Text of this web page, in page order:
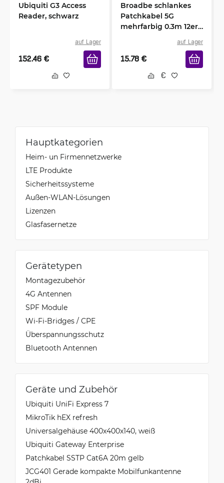
Ubiquiti G3 Access
Reader, schwarz
auf Lager
152.46 €
Broadbe schlankes
Patchkabel 5G
mehrfarbig 0.3m 12er-
auf Lager
15.78 €
Hauptkategorien
Heim- un Firmennetzwerke
LTE Produkte
Sicherheitssysteme
Außen-WLAN-Lösungen
Lizenzen
Glasfasernetze
Gerätetypen
Montagezubehör
4G Antennen
SPF Module
Wi-Fi-Bridges / CPE
Überspannungsschutz
Bluetooth Antennen
Geräte und Zubehör
Ubiquiti UniFi Express 7
MikroTik hEX refresh
Universalgehäuse 400x400x140, weiß
Ubiquiti Gateway Enterprise
Patchkabel SSTP Cat6A 20m gelb
JCG401 Gerade kompakte Mobilfunkantenne